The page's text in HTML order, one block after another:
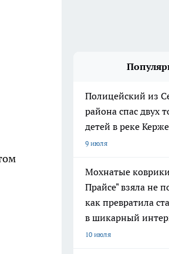
Полицейский из
района спас двух
детей в реке
9 июля
Мохнатые
Прайсе" взяла не
как превратила
в шикарный
10 июля